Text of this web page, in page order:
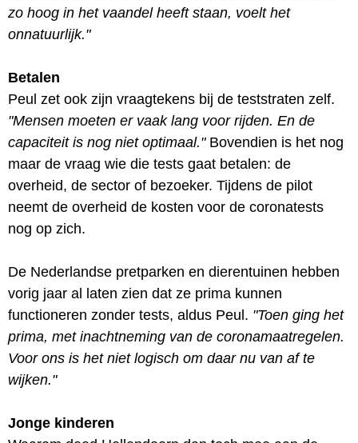
zo hoog in het vaandel heeft staan, voelt het
onnatuurlijk."
Betalen
Peul zet ook zijn vraagtekens bij de teststraten zelf.
"Mensen moeten er vaak lang voor rijden. En de
capaciteit is nog niet optimaal."Bovendien is het nog
maar de vraag wie die tests gaat betalen: de
overheid, de sector of bezoeker. Tijdens de pilot
neemt de overheid de kosten voor de coronatests
nog op zich.
De Nederlandse pretparken en dierentuinen hebben
vorig jaar al laten zien dat ze prima kunnen
functioneren zonder tests, aldus Peul. "Toen ging het
prima, met inachtneming van de coronamaatregelen.
Voor ons is het niet logisch om daar nu van af te
wijken."
Jonge kinderen